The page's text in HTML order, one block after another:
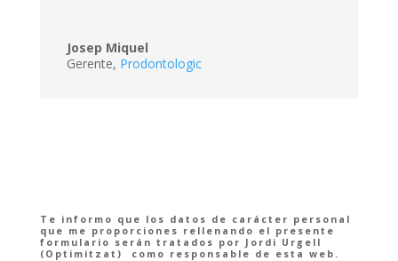
Josep Miquel
Gerente, Prodontologic
Te informo que los datos de carácter personal
que me proporciones rellenando el presente
formulario serán tratados por Jordi Urgell
(Optimitzat) como responsable de esta web.